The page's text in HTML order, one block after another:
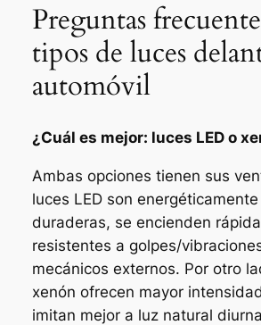
Preguntas
tipos de luces
automóvil
¿Cuál es mejor: luces LED o
Ambas opciones tienen sus
luces LED son
duraderas, se encienden
resistentes a golpes/
mecánicos externos. Por otro
xenón ofrecen mayor
imitan mejor a luz natural